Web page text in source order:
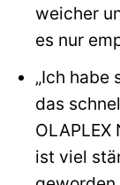
weicher
es nur
„Ich habe
das
ist viel